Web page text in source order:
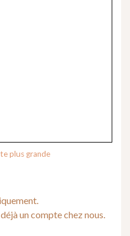
plus grande
un compte chez nous.